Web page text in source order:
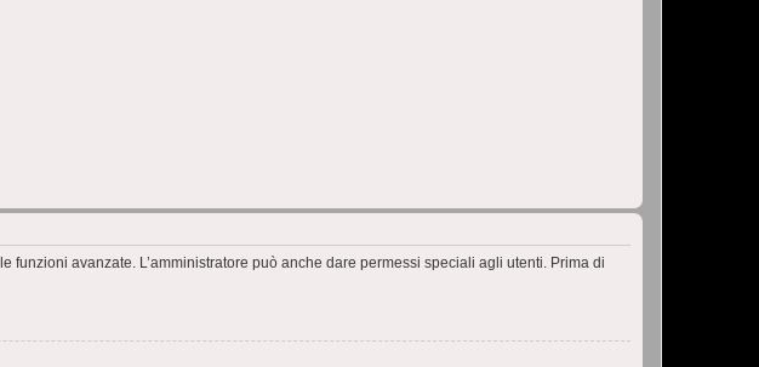
avanzate. L’amministratore può anche dare permessi speciali agli utenti. Prima di